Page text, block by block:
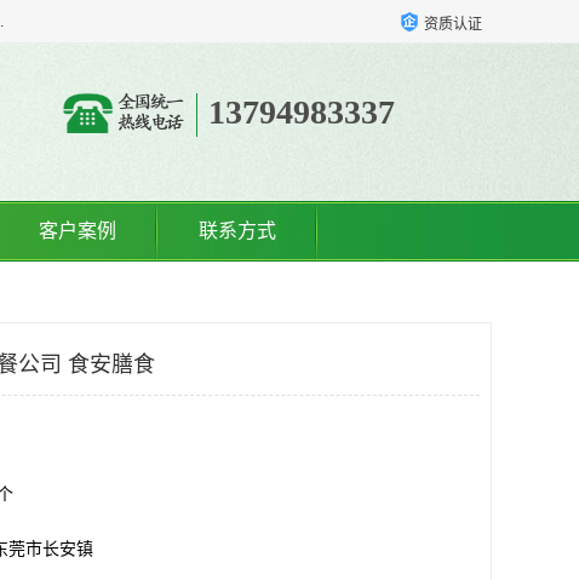
努力拼搏，赢得了广大客户的信赖和支持。 资质认证
13794983337
客户案例 联系方式
公司 食安膳食
莞市长安镇